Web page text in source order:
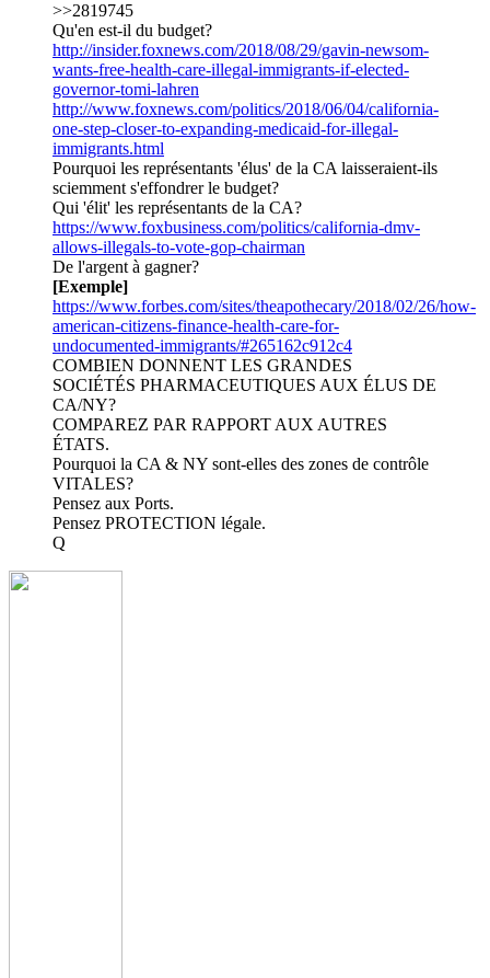
>>2819745
Qu'en est-il du budget?
http://insider.foxnews.com/2018/08/29/gavin-newsom-
wants-free-health-care-illegal-immigrants-if-elected-
governor-tomi-lahren
http://www.foxnews.com/politics/2018/06/04/california-
one-step-closer-to-expanding-medicaid-for-illegal-
immigrants.html
Pourquoi les représentants 'élus' de la CA laisseraient-ils
sciemment s'effondrer le budget?
Qui 'élit' les représentants de la CA?
https://www.foxbusiness.com/politics/california-dmv-
allows-illegals-to-vote-gop-chairman
De l'argent à gagner?
[Exemple]
https://www.forbes.com/sites/theapothecary/2018/02/26/how-
american-citizens-finance-health-care-for-
undocumented-immigrants/#265162c912c4
COMBIEN DONNENT LES GRANDES
SOCIÉTÉS PHARMACEUTIQUES AUX ÉLUS DE
CA/NY?
COMPAREZ PAR RAPPORT AUX AUTRES
ÉTATS.
Pourquoi la CA & NY sont-elles des zones de contrôle
VITALES?
Pensez aux Ports.
Pensez PROTECTION légale.
Q